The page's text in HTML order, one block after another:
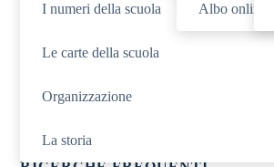
I numeri della scuola
Le carte della scuola
Organizzazione
La storia
Albo online